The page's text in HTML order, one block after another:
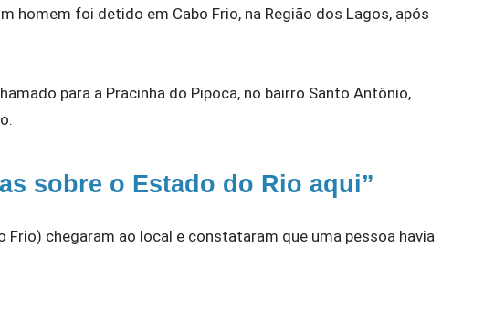
homem foi detido em Cabo Frio, na Região dos Lagos, após
para a Pracinha do Pipoca, no bairro Santo Antônio,
sobre o Estado do Rio aqui”
Frio) chegaram ao local e constataram que uma pessoa havia